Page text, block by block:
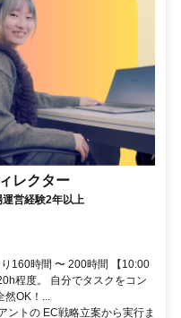
レクター
運営経験2年以上
160時間 〜 200時間 【10:00
程度。 自分でタスクをコン
然OK！...
ントの EC戦略立案から実行ま